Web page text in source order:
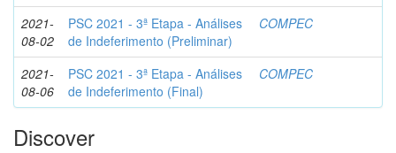
2021-
08-02
PSC 2021 - 3ª Etapa - Análises
de Indeferimento (Preliminar)
COMPEC
2021-
08-06
PSC 2021 - 3ª Etapa - Análises
de Indeferimento (Final)
COMPEC
Discover